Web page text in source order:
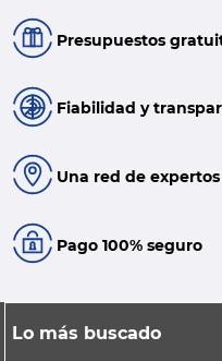
Presupuestos
Fiabilidad y
Una red de
Pago 100% seguro
Lo más buscado